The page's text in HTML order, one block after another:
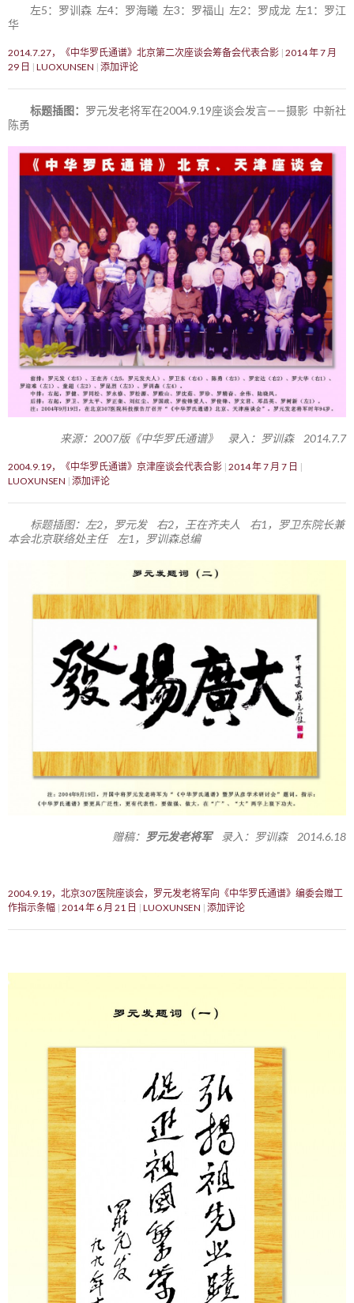
左5：罗训森 左4：罗海曦 左3：罗福山 左2：罗成龙 左1：罗江
华
2014.7.27，《中华罗氏通谱》北京第二次座谈会筹备会代表合影 2014 年 7 月
29 日
LUOXUNSEN 添加评论
标题插图： 罗元发老将军在2004.9.19座谈会发言——摄影 中新社
陈勇
来源：2007版《中华罗氏通谱》 录入：罗训森 2014.7.7
2004.9.19，《中华罗氏通谱》京津座谈会代表合影 2014 年 7 月 7 日
LUOXUNSEN 添加评论
标题插图：左2，罗元发 右2，王在齐夫人 右1，罗卫东院长兼
本会北京联络处主任 左1，罗训森总编
赠稿： 罗元发老将军录入：罗训森 2014.6.18
2004.9.19，北京307医院座谈会，罗元发老将军向《中华罗氏通谱》编委会赠工
作指示条幅 2014 年 6 月 21 日 LUOXUNSEN 添加评论